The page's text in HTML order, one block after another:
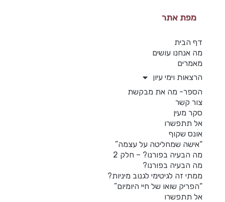
מפת אתר
דף הבית
מה אנחנו עושים
מאמרים
הרצאות וימי עיון
הספר- מה את מבקשת
צור קשר
סקר מעין
אל תתפשרו
אונס שקוף
“אישה שמחליטה על עצמה”
מה הבעיה בפורנו? – חלק 2
מה הבעיה בפורנו?
ממתי זה לגיטימי לגנוב מיניות?
“הפריק שואו של חיי היומיום”
אל תתפשרו